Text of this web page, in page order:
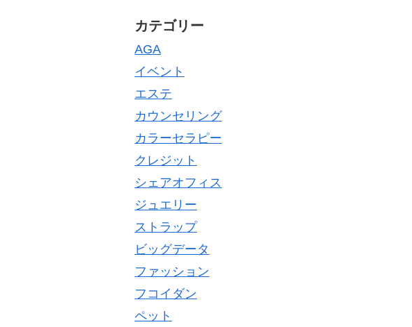
カテゴリー
AGA
イベント
エステ
カウンセリング
カラーセラピー
クレジット
シェアオフィス
ジュエリー
ストラップ
ビッグデータ
ファッション
フコイダン
ペット